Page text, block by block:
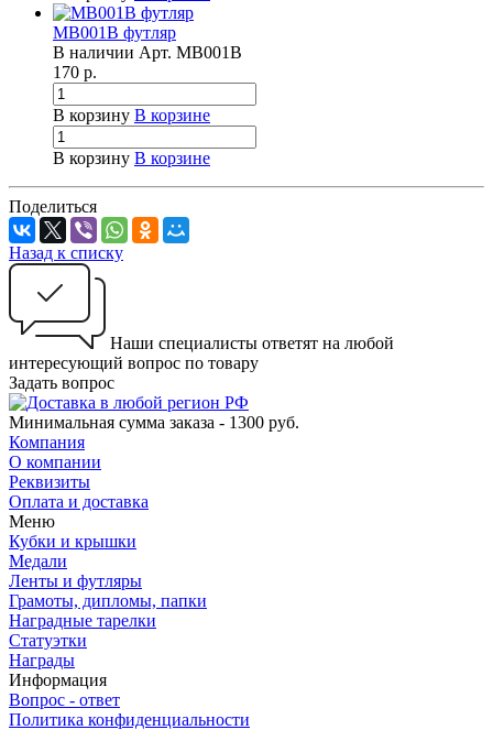
MB001B футляр
В наличии Арт. MB001B
170 р.
В корзину В корзине
В корзину В корзине
Поделиться
Назад к списку
Наши специалисты ответят на любой
интересующий вопрос по товару
Задать вопрос
Минимальная сумма заказа - 1300 руб.
Компания
О компании
Реквизиты
Оплата и доставка
Меню
Кубки и крышки
Медали
Ленты и футляры
Грамоты, дипломы, папки
Наградные тарелки
Статуэтки
Награды
Информация
Вопрос - ответ
Политика конфиденциальности